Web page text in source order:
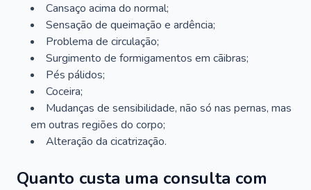
Cansaço acima do normal;
Sensação de queimação e ardência;
Problema de circulação;
Surgimento de formigamentos em cãibras;
Pés pálidos;
Coceira;
Mudanças de sensibilidade, não só nas pernas, mas
em outras regiões do corpo;
Alteração da cicatrização.
Quanto custa uma consulta com